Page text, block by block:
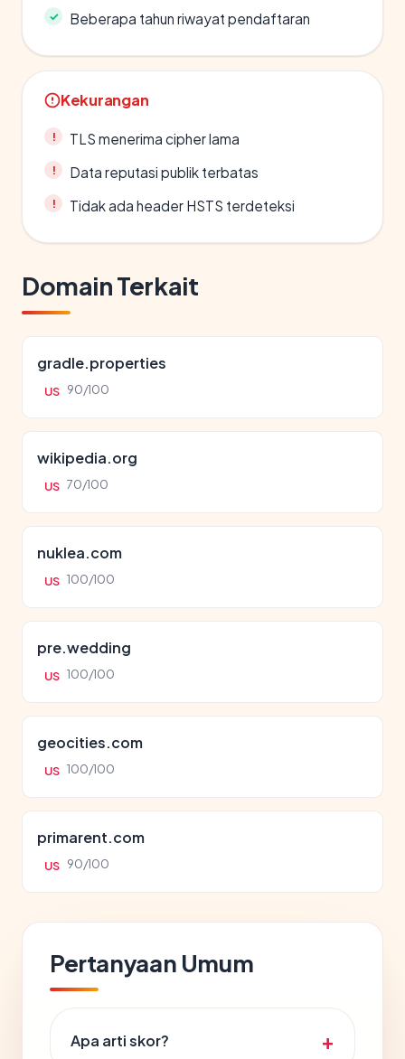
Beberapa tahun riwayat pendaftaran
Kekurangan
TLS menerima cipher lama
Data reputasi publik terbatas
Tidak ada header HSTS terdeteksi
Domain Terkait
gradle.properties
US 90/100
wikipedia.org
US 70/100
nuklea.com
US 100/100
pre.wedding
US 100/100
geocities.com
US 100/100
primarent.com
US 90/100
Pertanyaan Umum
Apa arti skor?